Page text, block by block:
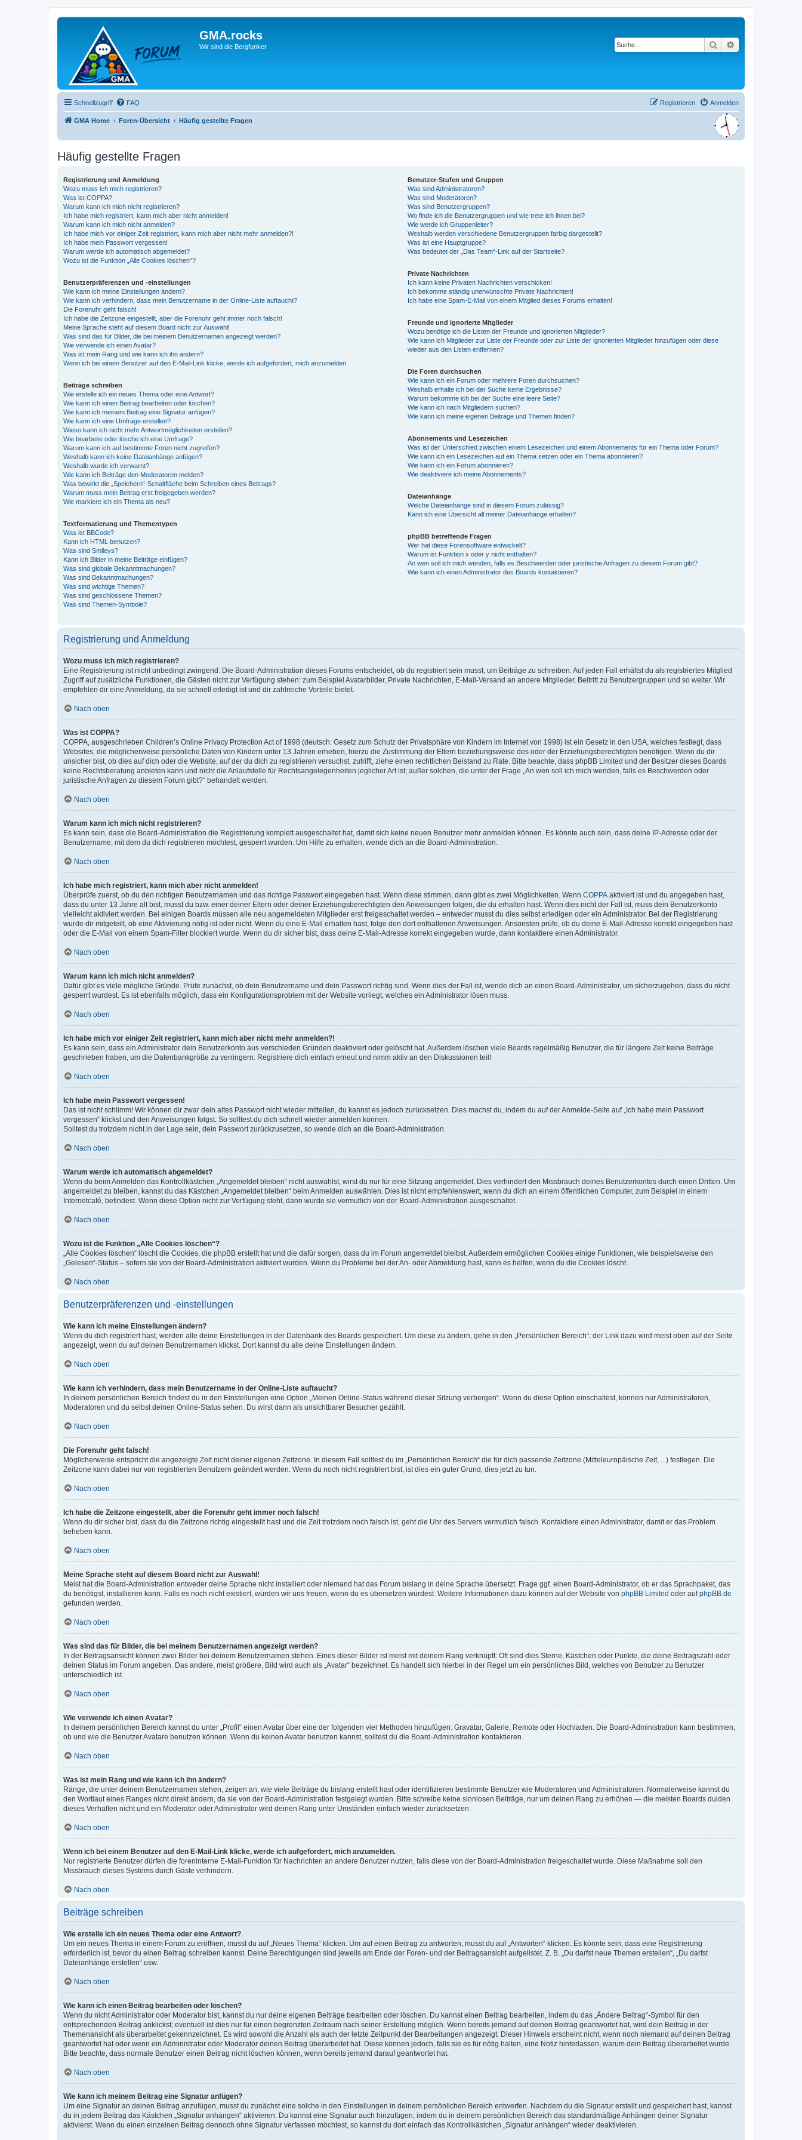
GMA.rocks
Wir sind die Bergfunker Suche
Schnellzugriff FAQ Anmelden
Registrieren
GMA Home Foren-Übersicht Häufig gestellte Fragen
Häufig gestellte Fragen
Registrierung und Anmeldung
Wozu muss ich mich registrieren?
Was ist COPPA?
Warum kann ich mich nicht registrieren?
Ich habe mich registriert, kann mich aber nicht anmelden!
Warum kann ich mich nicht anmelden?
Ich habe mich vor einiger Zeit registriert, kann mich aber nicht mehr anmelden?!
Ich habe mein Passwort vergessen!
Warum werde ich automatisch abgemeldet?
Wozu ist die Funktion „Alle Cookies löschen“?
Benutzerpräferenzen und -einstellungen
Wie kann ich meine Einstellungen ändern?
Wie kann ich verhindern, dass mein Benutzername in der Online-Liste auftaucht?
Die Forenuhr geht falsch!
Ich habe die Zeitzone eingestellt, aber die Forenuhr geht immer noch falsch!
Meine Sprache steht auf diesem Board nicht zur Auswahl!
Was sind das für Bilder, die bei meinem Benutzernamen angezeigt werden?
Wie verwende ich einen Avatar?
Was ist mein Rang und wie kann ich ihn ändern?
Wenn ich bei einem Benutzer auf den E-Mail-Link klicke, werde ich aufgefordert, mich anzumelden.
Beiträge schreiben
Wie erstelle ich ein neues Thema oder eine Antwort?
Wie kann ich einen Beitrag bearbeiten oder löschen?
Wie kann ich meinem Beitrag eine Signatur anfügen?
Wie kann ich eine Umfrage erstellen?
Wieso kann ich nicht mehr Antwortmöglichkeiten erstellen?
Wie bearbeite oder lösche ich eine Umfrage?
Warum kann ich auf bestimmte Foren nicht zugreifen?
Weshalb kann ich keine Dateianhänge anfügen?
Weshalb wurde ich verwarnt?
Wie kann ich Beiträge den Moderatoren melden?
Was bewirkt die „Speichern“-Schaltfläche beim Schreiben eines Beitrags?
Warum muss mein Beitrag erst freigegeben werden?
Wie markiere ich ein Thema als neu?
Textformatierung und Thementypen
Was ist BBCode?
Kann ich HTML benutzen?
Was sind Smileys?
Kann ich Bilder in meine Beiträge einfügen?
Was sind globale Bekanntmachungen?
Was sind Bekanntmachungen?
Was sind wichtige Themen?
Was sind geschlossene Themen?
Was sind Themen-Symbole?
Benutzer-Stufen und Gruppen
Was sind Administratoren?
Was sind Moderatoren?
Was sind Benutzergruppen?
Wo finde ich die Benutzergruppen und wie trete ich ihnen bei?
Wie werde ich Gruppenleiter?
Weshalb werden verschiedene Benutzergruppen farbig dargestellt?
Was ist eine Hauptgruppe?
Was bedeutet der „Das Team“-Link auf der Startseite?
Private Nachrichten
Ich kann keine Privaten Nachrichten verschicken!
Ich bekomme ständig unerwünschte Private Nachrichten!
Ich habe eine Spam-E-Mail von einem Mitglied dieses Forums erhalten!
Freunde und ignorierte Mitglieder
Wozu benötige ich die Listen der Freunde und ignorierten Mitglieder?
Wie kann ich Mitglieder zur Liste der Freunde oder zur Liste der ignorierten Mitglieder hinzufügen oder diese
wieder aus den Listen entfernen?
Die Foren durchsuchen
Wie kann ich ein Forum oder mehrere Foren durchsuchen?
Weshalb erhalte ich bei der Suche keine Ergebnisse?
Warum bekomme ich bei der Suche eine leere Seite?
Wie kann ich nach Mitgliedern suchen?
Wie kann ich meine eigenen Beiträge und Themen finden?
Abonnements und Lesezeichen
Was ist der Unterschied zwischen einem Lesezeichen und einem Abonnements für ein Thema oder Forum?
Wie kann ich ein Lesezeichen auf ein Thema setzen oder ein Thema abonnieren?
Wie kann ich ein Forum abonnieren?
Wie deaktiviere ich meine Abonnements?
Dateianhänge
Welche Dateianhänge sind in diesem Forum zulässig?
Kann ich eine Übersicht all meiner Dateianhänge erhalten?
phpBB betreffende Fragen
Wer hat diese Forensoftware entwickelt?
Warum ist Funktion x oder y nicht enthalten?
An wen soll ich mich wenden, falls es Beschwerden oder juristische Anfragen zu diesem Forum gibt?
Wie kann ich einen Administrator des Boards kontaktieren?
Registrierung und Anmeldung
Wozu muss ich mich registrieren?
Eine Registrierung ist nicht unbedingt zwingend. Die Board-Administration dieses Forums entscheidet, ob du registriert sein musst, um Beiträge zu schreiben. Auf jeden Fall erhältst du als registriertes Mitglied
Zugriff auf zusätzliche Funktionen, die Gästen nicht zur Verfügung stehen: zum Beispiel Avatarbilder, Private Nachrichten, E-Mail-Versand an andere Mitglieder, Beitritt zu Benutzergruppen und so weiter. Wir
empfehlen dir eine Anmeldung, da sie schnell erledigt ist und dir zahlreiche Vorteile bietet.
Nach oben
Was ist COPPA?
COPPA, ausgeschrieben Children’s Online Privacy Protection Act of 1998 (deutsch: Gesetz zum Schutz der Privatsphäre von Kindern im Internet von 1998) ist ein Gesetz in den USA, welches festlegt, dass
Websites, die möglicherweise persönliche Daten von Kindern unter 13 Jahren erheben, hierzu die Zustimmung der Eltern beziehungsweise des oder der Erziehungsberechtigten benötigen. Wenn du dir
unsicher bist, ob dies auf dich oder die Website, auf der du dich zu registrieren versuchst, zutrifft, ziehe einen rechtlichen Beistand zu Rate. Bitte beachte, dass phpBB Limited und der Besitzer dieses Boards
keine Rechtsberatung anbieten kann und nicht die Anlaufstelle für Rechtsangelegenheiten jeglicher Art ist; außer solchen, die unter der Frage „An wen soll ich mich wenden, falls es Beschwerden oder
juristische Anfragen zu diesem Forum gibt?“ behandelt werden.
Nach oben
Warum kann ich mich nicht registrieren?
Es kann sein, dass die Board-Administration die Registrierung komplett ausgeschaltet hat, damit sich keine neuen Benutzer mehr anmelden können. Es könnte auch sein, dass deine IP-Adresse oder der
Benutzername, mit dem du dich registrieren möchtest, gesperrt wurden. Um Hilfe zu erhalten, wende dich an die Board-Administration.
Nach oben
Ich habe mich registriert, kann mich aber nicht anmelden!
Überprüfe zuerst, ob du den richtigen Benutzernamen und das richtige Passwort eingegeben hast. Wenn diese stimmen, dann gibt es zwei Möglichkeiten. Wenn COPPA aktiviert ist und du angegeben hast,
dass du unter 13 Jahre alt bist, musst du bzw. einer deiner Eltern oder deiner Erziehungsberechtigten den Anweisungen folgen, die du erhalten hast. Wenn dies nicht der Fall ist, muss dein Benutzerkonto
vielleicht aktiviert werden. Bei einigen Boards müssen alle neu angemeldeten Mitglieder erst freigeschaltet werden – entweder musst du dies selbst erledigen oder ein Administrator. Bei der Registrierung
wurde dir mitgeteilt, ob eine Aktivierung nötig ist oder nicht. Wenn du eine E-Mail erhalten hast, folge den dort enthaltenen Anweisungen. Ansonsten prüfe, ob du deine E-Mail-Adresse korrekt eingegeben hast
oder die E-Mail von einem Spam-Filter blockiert wurde. Wenn du dir sicher bist, dass deine E-Mail-Adresse korrekt eingegeben wurde, dann kontaktiere einen Administrator.
Nach oben
Warum kann ich mich nicht anmelden?
Dafür gibt es viele mögliche Gründe. Prüfe zunächst, ob dein Benutzername und dein Passwort richtig sind. Wenn dies der Fall ist, wende dich an einen Board-Administrator, um sicherzugehen, dass du nicht
gesperrt wurdest. Es ist ebenfalls möglich, dass ein Konfigurationsproblem mit der Website vorliegt, welches ein Administrator lösen muss.
Nach oben
Ich habe mich vor einiger Zeit registriert, kann mich aber nicht mehr anmelden?!
Es kann sein, dass ein Administrator dein Benutzerkonto aus verschieden Gründen deaktiviert oder gelöscht hat. Außerdem löschen viele Boards regelmäßig Benutzer, die für längere Zeit keine Beiträge
geschrieben haben, um die Datenbankgröße zu verringern. Registriere dich einfach erneut und nimm aktiv an den Diskussionen teil!
Nach oben
Ich habe mein Passwort vergessen!
Das ist nicht schlimm! Wir können dir zwar dein altes Passwort nicht wieder mitteilen, du kannst es jedoch zurücksetzen. Dies machst du, indem du auf der Anmelde-Seite auf „Ich habe mein Passwort
vergessen“ klickst und den Anweisungen folgst. So solltest du dich schnell wieder anmelden können.
Solltest du trotzdem nicht in der Lage sein, dein Passwort zurückzusetzen, so wende dich an die Board-Administration.
Nach oben
Warum werde ich automatisch abgemeldet?
Wenn du beim Anmelden das Kontrollkästchen „Angemeldet bleiben“ nicht auswählst, wirst du nur für eine Sitzung angemeldet. Dies verhindert den Missbrauch deines Benutzerkontos durch einen Dritten. Um
angemeldet zu bleiben, kannst du das Kästchen „Angemeldet bleiben“ beim Anmelden auswählen. Dies ist nicht empfehlenswert, wenn du dich an einem öffentlichen Computer, zum Beispiel in einem
Internetcafé, befindest. Wenn diese Option nicht zur Verfügung steht, dann wurde sie vermutlich von der Board-Administration ausgeschaltet.
Nach oben
Wozu ist die Funktion „Alle Cookies löschen“?
„Alle Cookies löschen“ löscht die Cookies, die phpBB erstellt hat und die dafür sorgen, dass du im Forum angemeldet bleibst. Außerdem ermöglichen Cookies einige Funktionen, wie beispielsweise den
„Gelesen“-Status – sofern sie von der Board-Administration aktiviert wurden. Wenn du Probleme bei der An- oder Abmeldung hast, kann es helfen, wenn du die Cookies löscht.
Nach oben
Benutzerpräferenzen und -einstellungen
Wie kann ich meine Einstellungen ändern?
Wenn du dich registriert hast, werden alle deine Einstellungen in der Datenbank des Boards gespeichert. Um diese zu ändern, gehe in den „Persönlichen Bereich“; der Link dazu wird meist oben auf der Seite
angezeigt, wenn du auf deinen Benutzernamen klickst. Dort kannst du alle deine Einstellungen ändern.
Nach oben
Wie kann ich verhindern, dass mein Benutzername in der Online-Liste auftaucht?
In deinem persönlichen Bereich findest du in den Einstellungen eine Option „Meinen Online-Status während dieser Sitzung verbergen“. Wenn du diese Option einschaltest, können nur Administratoren,
Moderatoren und du selbst deinen Online-Status sehen. Du wirst dann als unsichtbarer Besucher gezählt.
Nach oben
Die Forenuhr geht falsch!
Möglicherweise entspricht die angezeigte Zeit nicht deiner eigenen Zeitzone. In diesem Fall solltest du im „Persönlichen Bereich“ die für dich passende Zeitzone (Mitteleuropäische Zeit, ...) festlegen. Die
Zeitzone kann dabei nur von registrierten Benutzern geändert werden. Wenn du noch nicht registriert bist, ist dies ein guter Grund, dies jetzt zu tun.
Nach oben
Ich habe die Zeitzone eingestellt, aber die Forenuhr geht immer noch falsch!
Wenn du dir sicher bist, dass du die Zeitzone richtig eingestellt hast und die Zeit trotzdem noch falsch ist, geht die Uhr des Servers vermutlich falsch. Kontaktiere einen Administrator, damit er das Problem
beheben kann.
Nach oben
Meine Sprache steht auf diesem Board nicht zur Auswahl!
Meist hat die Board-Administration entweder deine Sprache nicht installiert oder niemand hat das Forum bislang in deine Sprache übersetzt. Frage ggf. einen Board-Administrator, ob er das Sprachpaket, das
du benötigst, installieren kann. Falls es noch nicht existiert, würden wir uns freuen, wenn du es übersetzen würdest. Weitere Informationen dazu können auf der Website von phpBB Limited oder aufphpBB.de
gefunden werden.
Nach oben
Was sind das für Bilder, die bei meinem Benutzernamen angezeigt werden?
In der Beitragsansicht können zwei Bilder bei deinem Benutzernamen stehen. Eines dieser Bilder ist meist mit deinem Rang verknüpft: Oft sind dies Sterne, Kästchen oder Punkte, die deine Beitragszahl oder
deinen Status im Forum angeben. Das andere, meist größere, Bild wird auch als „Avatar“ bezeichnet. Es handelt sich hierbei in der Regel um ein persönliches Bild, welches von Benutzer zu Benutzer
unterschiedlich ist.
Nach oben
Wie verwende ich einen Avatar?
In deinem persönlichen Bereich kannst du unter „Profil“ einen Avatar über eine der folgenden vier Methoden hinzufügen: Gravatar, Galerie, Remote oder Hochladen. Die Board-Administration kann bestimmen,
ob und wie die Benutzer Avatare benutzen können. Wenn du keinen Avatar benutzen kannst, solltest du die Board-Administration kontaktieren.
Nach oben
Was ist mein Rang und wie kann ich ihn ändern?
Ränge, die unter deinem Benutzernamen stehen, zeigen an, wie viele Beiträge du bislang erstellt hast oder identifizieren bestimmte Benutzer wie Moderatoren und Administratoren. Normalerweise kannst du
den Wortlaut eines Ranges nicht direkt ändern, da sie von der Board-Administration festgelegt wurden. Bitte schreibe keine sinnlosen Beiträge, nur um deinen Rang zu erhöhen — die meisten Boards dulden
dieses Verhalten nicht und ein Moderator oder Administrator wird deinen Rang unter Umständen einfach wieder zurücksetzen.
Nach oben
Wenn ich bei einem Benutzer auf den E-Mail-Link klicke, werde ich aufgefordert, mich anzumelden.
Nur registrierte Benutzer dürfen die foreninterne E-Mail-Funktion für Nachrichten an andere Benutzer nutzen, falls diese von der Board-Administration freigeschaltet wurde. Diese Maßnahme soll den
Missbrauch dieses Systems durch Gäste verhindern.
Nach oben
Beiträge schreiben
Wie erstelle ich ein neues Thema oder eine Antwort?
Um ein neues Thema in einem Forum zu eröffnen, musst du auf „Neues Thema“ klicken. Um auf einen Beitrag zu antworten, musst du auf „Antworten“ klicken. Es könnte sein, dass eine Registrierung
erforderlich ist, bevor du einen Beitrag schreiben kannst. Deine Berechtigungen sind jeweils am Ende der Foren- und der Beitragsansicht aufgelistet. Z. B. „Du darfst neue Themen erstellen“, „Du darfst
Dateianhänge erstellen“ usw.
Nach oben
Wie kann ich einen Beitrag bearbeiten oder löschen?
Wenn du nicht Administrator oder Moderator bist, kannst du nur deine eigenen Beiträge bearbeiten oder löschen. Du kannst einen Beitrag bearbeiten, indem du das „Ändere Beitrag“-Symbol für den
entsprechenden Beitrag anklickst; eventuell ist dies nur für einen begrenzten Zeitraum nach seiner Erstellung möglich. Wenn bereits jemand auf deinen Beitrag geantwortet hat, wird dein Beitrag in der
Themenansicht als überarbeitet gekennzeichnet. Es wird sowohl die Anzahl als auch der letzte Zeitpunkt der Bearbeitungen angezeigt. Dieser Hinweis erscheint nicht, wenn noch niemand auf deinen Beitrag
geantwortet hat oder wenn ein Administrator oder Moderator deinen Beitrag überarbeitet hat. Diese können jedoch, falls sie es für nötig halten, eine Notiz hinterlassen, warum dein Beitrag überarbeitet wurde.
Bitte beachte, dass normale Benutzer einen Beitrag nicht löschen können, wenn bereits jemand darauf geantwortet hat.
Nach oben
Wie kann ich meinem Beitrag eine Signatur anfügen?
Um eine Signatur an deinen Beitrag anzufügen, musst du zunächst eine solche in den Einstellungen in deinem persönlichen Bereich entwerfen. Nachdem du die Signatur erstellt und gespeichert hast, kannst
du in jedem Beitrag das Kästchen „Signatur anhängen“ aktivieren. Du kannst eine Signatur auch hinzufügen, indem du in deinem persönlichen Bereich das standardmäßige Anhängen deiner Signatur
aktivierst. Wenn du einen einzelnen Beitrag dennoch ohne Signatur verfassen möchtest, so kannst du dort einfach das Kontrollkästchen „Signatur anhängen“ wieder deaktivieren.